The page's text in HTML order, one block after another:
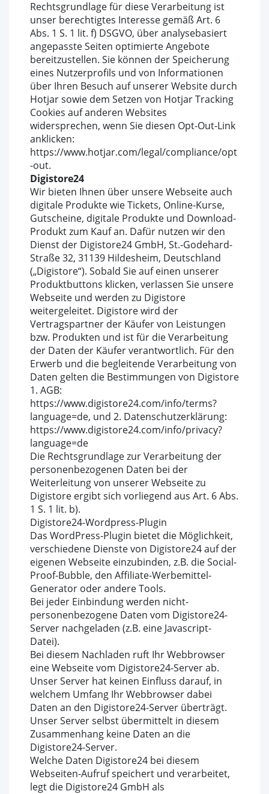
Rechtsgrundlage für diese Verarbeitung ist
unser berechtigtes Interesse gemäß Art. 6
Abs. 1 S. 1 lit. f) DSGVO, über analysebasiert
angepasste Seiten optimierte Angebote
bereitzustellen. Sie können der Speicherung
eines Nutzerprofils und von Informationen
über Ihren Besuch auf unserer Website durch
Hotjar sowie dem Setzen von Hotjar Tracking
Cookies auf anderen Websites
widersprechen, wenn Sie diesen Opt-Out-Link
anklicken:
https://www.hotjar.com/legal/compliance/opt
-out.
Digistore24
Wir bieten Ihnen über unsere Webseite auch
digitale Produkte wie Tickets, Online-Kurse,
Gutscheine, digitale Produkte und Download-
Produkt zum Kauf an. Dafür nutzen wir den
Dienst der Digistore24 GmbH, St.-Godehard-
Straße 32, 31139 Hildesheim, Deutschland
(„Digistore“). Sobald Sie auf einen unserer
Produktbuttons klicken, verlassen Sie unsere
Webseite und werden zu Digistore
weitergeleitet. Digistore wird der
Vertragspartner der Käufer von Leistungen
bzw. Produkten und ist für die Verarbeitung
der Daten der Käufer verantwortlich. Für den
Erwerb und die begleitende Verarbeitung von
Daten gelten die Bestimmungen von Digistore
1. AGB:
https://www.digistore24.com/info/terms?
language=de, und 2. Datenschutzerklärung:
https://www.digistore24.com/info/privacy?
language=de
Die Rechtsgrundlage zur Verarbeitung der
personenbezogenen Daten bei der
Weiterleitung von unserer Webseite zu
Digistore ergibt sich vorliegend aus Art. 6 Abs.
1 S. 1 lit. b).
Digistore24-Wordpress-Plugin
Das WordPress-Plugin bietet die Möglichkeit,
verschiedene Dienste von Digistore24 auf der
eigenen Webseite einzubinden, z.B. die Social-
Proof-Bubble, den Affiliate-Werbemittel-
Generator oder andere Tools.
Bei jeder Einbindung werden nicht-
personenbezogene Daten vom Digistore24-
Server nachgeladen (z.B. eine Javascript-
Datei).
Bei diesem Nachladen ruft Ihr Webbrowser
eine Webseite vom Digistore24-Server ab.
Unser Server hat keinen Einfluss darauf, in
welchem Umfang Ihr Webbrowser dabei
Daten an den Digistore24-Server überträgt.
Unser Server selbst übermittelt in diesem
Zusammenhang keine Daten an die
Digistore24-Server.
Welche Daten Digistore24 bei diesem
Webseiten-Aufruf speichert und verarbeitet,
legt die Digistore24 GmbH als